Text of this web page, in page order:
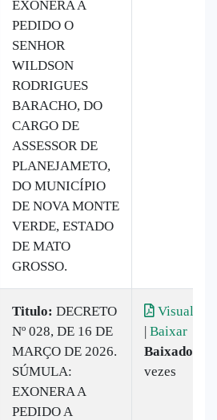
EXONERA A
PEDIDO O
SENHOR
WILDSON
RODRIGUES
BARACHO, DO
CARGO DE
ASSESSOR DE
PLANEJAMETO,
DO MUNICÍPIO
DE NOVA MONTE
VERDE, ESTADO
DE MATO
GROSSO.
Titulo: DECRETO
Nº 028, DE 16 DE
MARÇO DE 2026.
SÚMULA:
EXONERA A
PEDIDO A
Visualizar
| Baixar
Baixado:
vezes